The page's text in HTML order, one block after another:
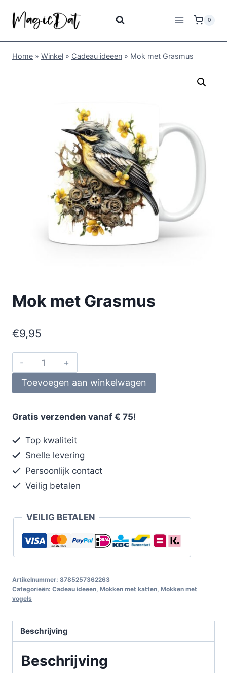
0
Home » Winkel » Cadeau ideeen » Mok met Grasmus
Mok met Grasmus
€9,95
Toevoegen aan winkelwagen
Gratis verzenden vanaf € 75!
Top kwaliteit
Snelle levering
Persoonlijk contact
Veilig betalen
VEILIG BETALEN
Artikelnummer: 8785257362263
Categorieën: Cadeau ideeen Mokken met katten Mokken met
vogels
Beschrijving
Beschrijving